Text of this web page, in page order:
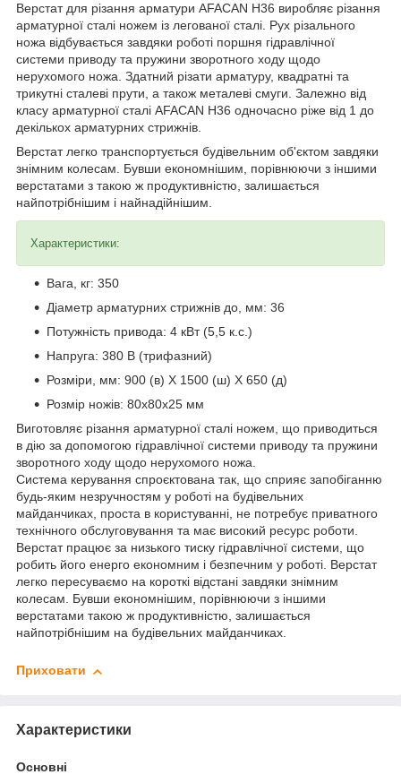
Верстат для різання арматури AFACAN Н36 виробляє різання
арматурної сталі ножем із легованої сталі. Рух різального
ножа відбувається завдяки роботі поршня гідравлічної
системи приводу та пружини зворотного ходу щодо
нерухомого ножа. Здатний різати арматуру, квадратні та
трикутні сталеві прути, а також металеві смуги. Залежно від
класу арматурної сталі AFACAN H36 одночасно ріже від 1 до
декількох арматурних стрижнів.
Верстат легко транспортується будівельним об'єктом завдяки
знімним колесам. Бувши економнішим, порівнюючи з іншими
верстатами з такою ж продуктивністю, залишається
найпотрібнішим і найнадійнішим.
Характеристики:
Вага, кг: 350
Діаметр арматурних стрижнів до, мм: 36
Потужність привода: 4 кВт (5,5 к.с.)
Напруга: 380 В (трифазний)
Розміри, мм: 900 (в) Х 1500 (ш) Х 650 (д)
Розмір ножів: 80х80х25 мм
Виготовляє різання арматурної сталі ножем, що приводиться
в дію за допомогою гідравлічної системи приводу та пружини
зворотного ходу щодо нерухомого ножа.
Система керування спроєктована так, що сприяє запобіганню
будь-яким незручностям у роботі на будівельних
майданчиках, проста в користуванні, не потребує приватного
технічного обслуговування та має високий ресурс роботи.
Верстат працює за низького тиску гідравлічної системи, що
робить його енерго економним і безпечним у роботі. Верстат
легко пересуваємо на короткі відстані завдяки знімним
колесам. Бувши економнішим, порівнюючи з іншими
верстатами такою ж продуктивністю, залишається
найпотрібнішим на будівельних майданчиках.
Приховати
Характеристики
Основні